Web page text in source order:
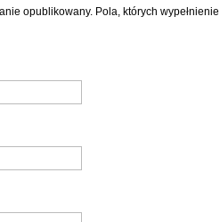
opublikowany. Pola, których